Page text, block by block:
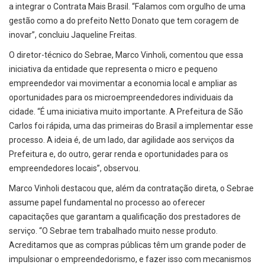
a integrar o Contrata Mais Brasil. “Falamos com orgulho de uma
gestão como a do prefeito Netto Donato que tem coragem de
inovar”, concluiu Jaqueline Freitas.
O diretor-técnico do Sebrae, Marco Vinholi, comentou que essa
iniciativa da entidade que representa o micro e pequeno
empreendedor vai movimentar a economia local e ampliar as
oportunidades para os microempreendedores individuais da
cidade. “É uma iniciativa muito importante. A Prefeitura de São
Carlos foi rápida, uma das primeiras do Brasil a implementar esse
processo. A ideia é, de um lado, dar agilidade aos serviços da
Prefeitura e, do outro, gerar renda e oportunidades para os
empreendedores locais”, observou.
Marco Vinholi destacou que, além da contratação direta, o Sebrae
assume papel fundamental no processo ao oferecer
capacitações que garantam a qualificação dos prestadores de
serviço. “O Sebrae tem trabalhado muito nesse produto.
Acreditamos que as compras públicas têm um grande poder de
impulsionar o empreendedorismo, e fazer isso com mecanismos